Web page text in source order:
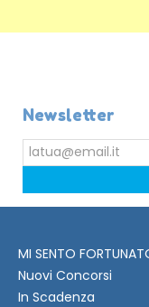
Newsletter
MI SENTO
Nuovi Concorsi
In Scadenza